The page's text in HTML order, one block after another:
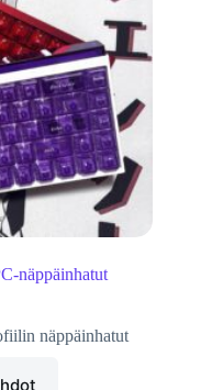
näppäinhatut
näppäinhatut